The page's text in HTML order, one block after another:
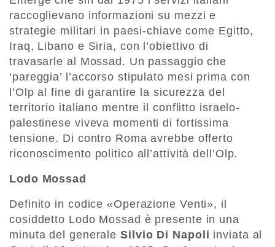
raccoglievano informazioni su mezzi e
strategie militari in paesi-chiave come Egitto,
Iraq, Libano e Siria, con l’obiettivo di
travasarle al Mossad. Un passaggio che
‘pareggia’ l’accorso stipulato mesi prima con
l’Olp al fine di garantire la sicurezza del
territorio italiano mentre il conflitto israelo-
palestinese viveva momenti di fortissima
tensione. Di contro Roma avrebbe offerto
riconoscimento politico all’attività dell’Olp.
Lodo Mossad
Definito in codice «Operazione Venti», il
cosiddetto Lodo Mossad è presente in una
minuta del generale Silvio Di Napoli inviata al